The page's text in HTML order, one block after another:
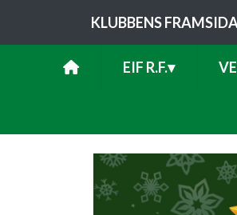
KLUBBENS
EIF R.F.▾